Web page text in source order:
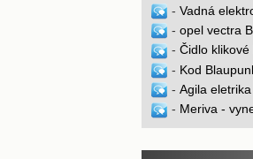
- Vadná
- opel vectra
- Čidlo
- Kod
- Agila eletrika
- Meriva -